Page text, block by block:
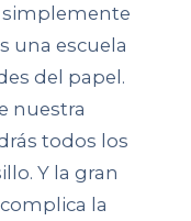
simplemente
una escuela
del papel.
nuestra
todos los
Y la gran
la